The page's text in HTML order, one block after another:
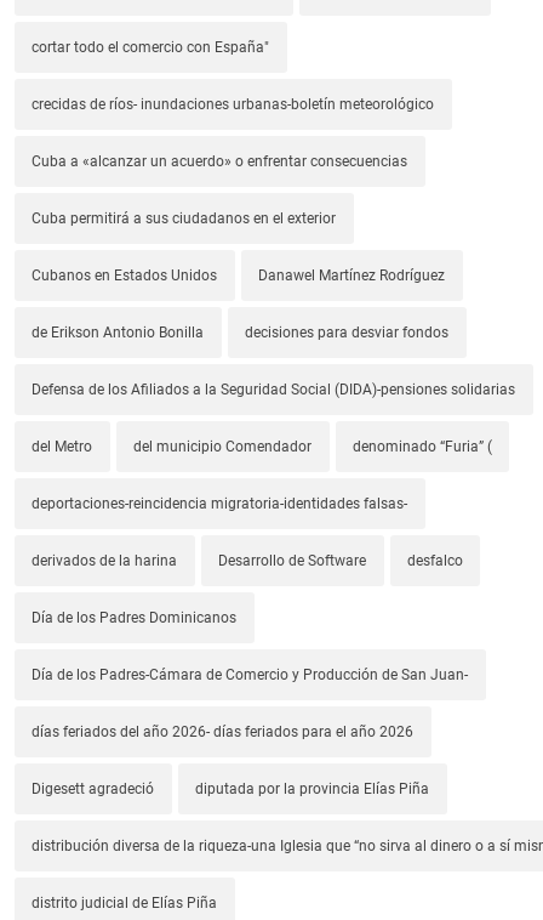
cortar todo el comercio con España"
crecidas de ríos- inundaciones urbanas-boletín meteorológico
Cuba a «alcanzar un acuerdo» o enfrentar consecuencias
Cuba permitirá a sus ciudadanos en el exterior
Cubanos en Estados Unidos Danawel Martínez Rodríguez
de Erikson Antonio Bonilla decisiones para desviar fondos
Defensa de los Afiliados a la Seguridad Social (DIDA)-pensiones solidarias
del Metro del municipio Comendador denominado “Furia” (
deportaciones-reincidencia migratoria-identidades falsas-
derivados de la harina Desarrollo de Software desfalco
Día de los Padres Dominicanos
Día de los Padres-Cámara de Comercio y Producción de San Juan-
días feriados del año 2026- días feriados para el año 2026
Digesett agradeció diputada por la provincia Elías Piña
distribución diversa de la riqueza-una Iglesia que “no sirva al dinero o a sí
distrito judicial de Elías Piña